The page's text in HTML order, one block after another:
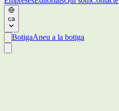
ca
BotigaAneu a la botiga